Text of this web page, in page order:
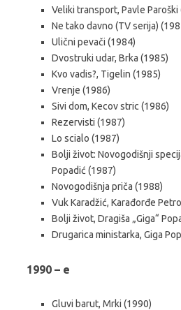
Veliki transport, Pavle Paroški
Ne tako davno (TV serija)
Ulični pevači (1984)
Dvostruki udar, Brka (1985)
Kvo vadis?, Tigelin (1985)
Vrenje (1986)
Sivi dom, Kecov stric (1986)
Rezervisti (1987)
Lo scialo (1987)
Bolji život: Novogodišnji
Popadić (1987)
Novogodišnja priča (1988)
Vuk Karadžić, Karađorđe
Bolji život, Dragiša „Giga“
Drugarica ministarka, Giga
1990 – e
Gluvi barut, Mrki (1990)